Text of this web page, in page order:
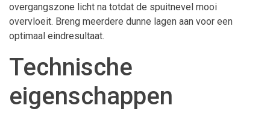
overgangszone licht na totdat de spuitnevel mooi
overvloeit. Breng meerdere dunne lagen aan voor een
optimaal eindresultaat.
Technische
eigenschappen